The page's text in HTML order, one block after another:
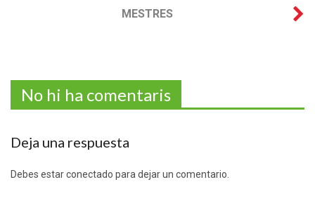
MESTRES
No hi ha comentaris
Deja una respuesta
Debes estar conectado para dejar un comentario.